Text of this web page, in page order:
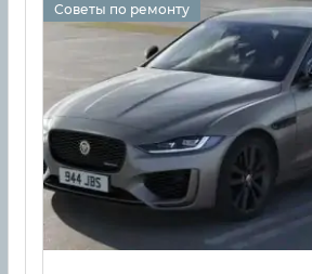
Советы по ремонту